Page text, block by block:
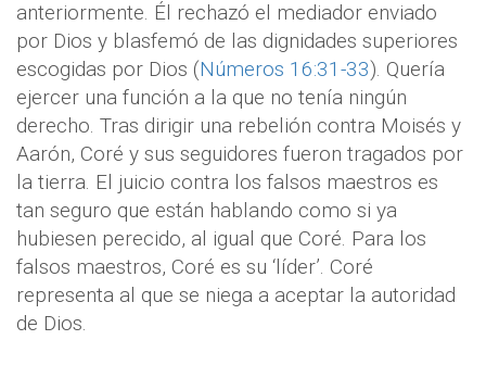
anteriormente. Él rechazó el mediador enviado
por Dios y blasfemó de las dignidades superiores
escogidas por Dios (Números 16:31-33). Quería
ejercer una función a la que no tenía ningún
derecho. Tras dirigir una rebelión contra Moisés y
Aarón, Coré y sus seguidores fueron tragados por
la tierra. El juicio contra los falsos maestros es
tan seguro que están hablando como si ya
hubiesen perecido, al igual que Coré. Para los
falsos maestros, Coré es su ‘líder’. Coré
representa al que se niega a aceptar la autoridad
de Dios.